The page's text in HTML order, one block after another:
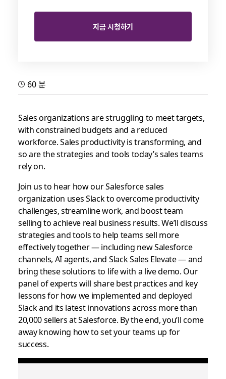
지금 시청하기
60 분
Sales organizations are struggling to meet targets,
with constrained budgets and a reduced
workforce. Sales productivity is transforming, and
so are the strategies and tools today’s sales teams
rely on.
Join us to hear how our Salesforce sales
organization uses Slack to overcome productivity
challenges, streamline work, and boost team
selling to achieve real business results. We’ll discuss
strategies and tools to help teams sell more
effectively together — including new Salesforce
channels, AI agents, and Slack Sales Elevate — and
bring these solutions to life with a live demo. Our
panel of experts will share best practices and key
lessons for how we implemented and deployed
Slack and its latest innovations across more than
20,000 sellers at Salesforce. By the end, you’ll come
away knowing how to set your teams up for
success.